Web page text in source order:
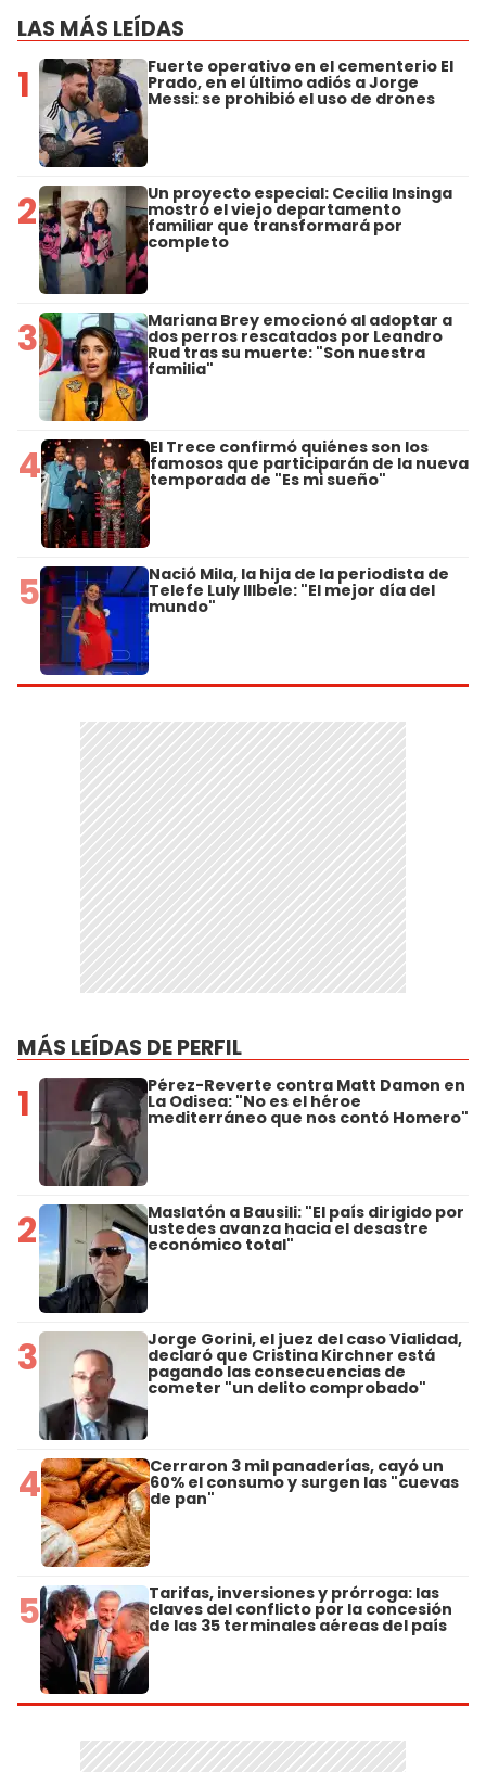
LAS MÁS LEÍDAS
1 Fuerte operativo en el cementerio El
Prado, en el último adiós a Jorge
Messi: se prohibió el uso de drones
2 Un proyecto especial: Cecilia Insinga
mostró el viejo departamento
familiar que transformará por
completo
3 Mariana Brey emocionó al adoptar a
dos perros rescatados por Leandro
Rud tras su muerte: "Son nuestra
familia"
4 El Trece confirmó quiénes son los
famosos que participarán de la nueva
temporada de "Es mi sueño"
5 Nació Mila, la hija de la periodista de
Telefe Luly Illbele: "El mejor día del
mundo"
MÁS LEÍDAS DE PERFIL
1 Pérez-Reverte contra Matt Damon en
La Odisea: "No es el héroe
mediterráneo que nos contó Homero"
2 Maslatón a Bausili: "El país dirigido por
ustedes avanza hacia el desastre
económico total"
3 Jorge Gorini, el juez del caso Vialidad,
declaró que Cristina Kirchner está
pagando las consecuencias de
cometer "un delito comprobado"
4 Cerraron 3 mil panaderías, cayó un
60% el consumo y surgen las "cuevas
de pan"
5 Tarifas, inversiones y prórroga: las
claves del conflicto por la concesión
de las 35 terminales aéreas del país